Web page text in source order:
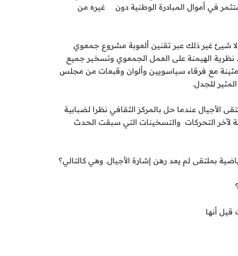
في أموال المبادرة الوطنية دون غيره من
شيئ غير ذلك عبر تقنين ألعوبة مشروع جمعوي
الهيمنة على العمل الجمعوي وتسخير جميع
مثينة مع فرقاء سياسويين وألوان وقبعات من مجلس
للجدل.
الأجيال عندما حل بالمركز الثقافي نظرا لضبابية
لآخر التحركات والتسخينات التي سبقت الحدث
بملتقى لم يعد رهن إشارة الأجيال. وهي كالتالي؟
أنها